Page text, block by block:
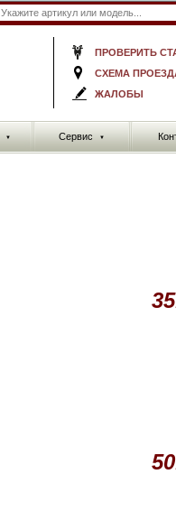
ПРОВЕРИТЬ
СХЕМА
ЖАЛОБЫ
▼ Сервис ▼